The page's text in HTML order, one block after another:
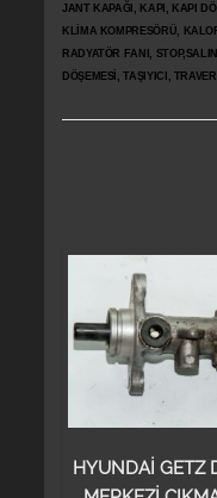
JANT KAPAĞI, KAPI, KAPI
KLİMA KOMPRESÖRÜ,
RADYATÖR FANI,
DÖŞEMESİ, TAŞIYICI,
HYUNDAİ GETZ